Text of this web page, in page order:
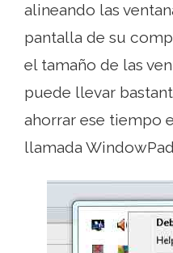
alineando las
pantalla de su
el tamaño de las
puede llevar
ahorrar ese tiempo
llamada